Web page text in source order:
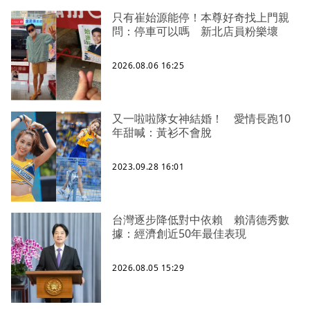
只有崔始源能停！本尊好奇找上門親
問：停車可以嗎 新北店員粉樂壞
2026.08.06 16:25
又一啦啦隊女神結婚！ 愛情長跑10
年甜喊：黃衫不會脫
2023.09.28 16:01
台灣逐步降低對中依賴 賴清德秀數
據：經濟創近50年最佳表現
2026.08.05 15:29